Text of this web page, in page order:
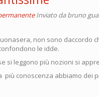
Inviato dabruno
non sono daccordo
le idde.
si leggono più nozioni si
più conoscenza abbiamo dei